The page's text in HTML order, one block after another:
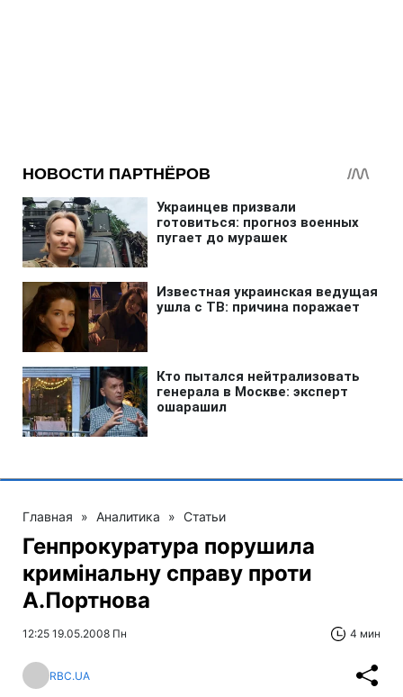
Главная » Аналитика » Статьи
Генпрокуратура порушила
кримінальну справу проти
А.Портнова
12:25 19.05.2008 Пн 4 мин
RBC.UA